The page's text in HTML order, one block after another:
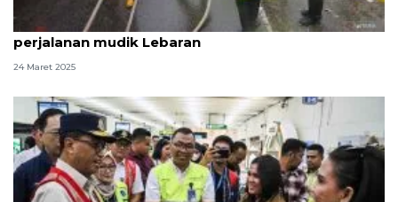
Daftar nomor darurat jika alami insiden saat
perjalanan mudik Lebaran
24 Maret 2025